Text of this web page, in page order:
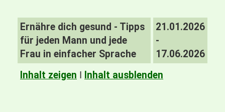
Ernähre dich gesund - Tipps
für jeden Mann und jede
Frau in einfacher Sprache
21.01.2026
-
17.06.2026
Inhalt zeigen I Inhalt ausblenden